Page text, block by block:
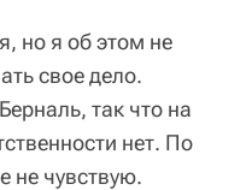
но я об этом не
свое дело.
так что на
нет. По
не чувствую.